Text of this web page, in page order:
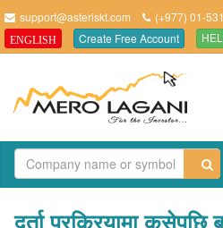
support@asteriskt.com (+977) 01-
ENGLISH Create Free Account